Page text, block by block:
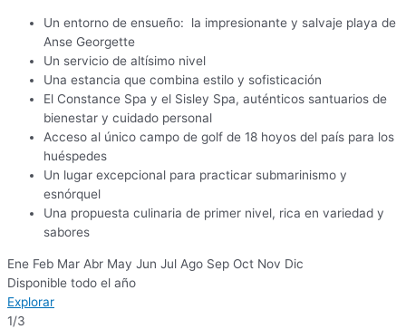
Un entorno de ensueño: la impresionante y salvaje playa de
Anse Georgette
Un servicio de altísimo nivel
Una estancia que combina estilo y sofisticación
El Constance Spa y el Sisley Spa, auténticos santuarios de
bienestar y cuidado personal
Acceso al único campo de golf de 18 hoyos del país para los
huéspedes
Un lugar excepcional para practicar submarinismo y
esnórquel
Una propuesta culinaria de primer nivel, rica en variedad y
sabores
Ene Feb Mar Abr May Jun Jul Ago Sep Oct Nov Dic
Disponible todo el año
Explorar
1/3